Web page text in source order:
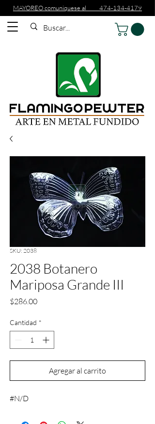
MAYOREO comuniquese al 474-134-4179
SKU: 2038
2038 Botanero
Mariposa Grande III
$286.00Precio
Cantidad *
Agregar al carrito
#N/D